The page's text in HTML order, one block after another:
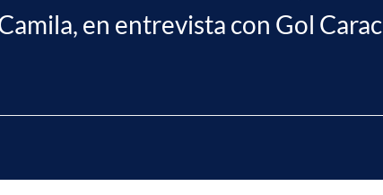
en entrevista con Gol